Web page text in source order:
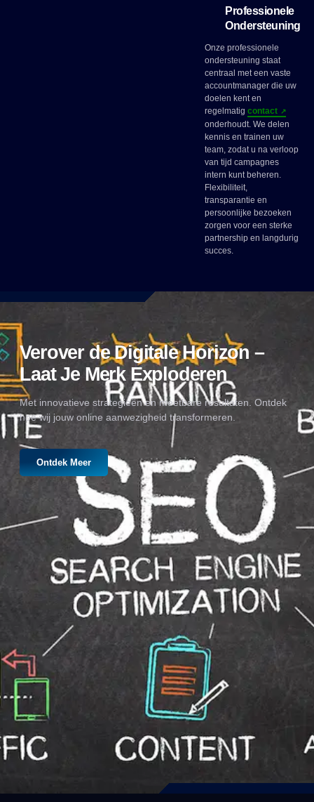
Professionele
Ondersteuning
Onze professionele
ondersteuning staat
centraal met een vaste
accountmanager die uw
doelen kent en
regelmatig contact
onderhoudt. We delen
kennis en trainen uw
team, zodat u na verloop
van tijd campagnes
intern kunt beheren.
Flexibiliteit,
transparantie en
persoonlijke bezoeken
zorgen voor een sterke
partnership en langdurig
succes.
Verover de Digitale Horizon –
Laat Je Merk Exploderen
Met innovatieve strategieën en meetbare resultaten. Ontdek
hoe wij jouw online aanwezigheid transformeren.
Ontdek Meer